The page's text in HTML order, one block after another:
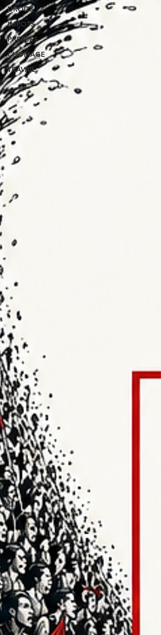
DROITS
IMPOTS
PRESSES
CHOMAGE
TRAVAIL